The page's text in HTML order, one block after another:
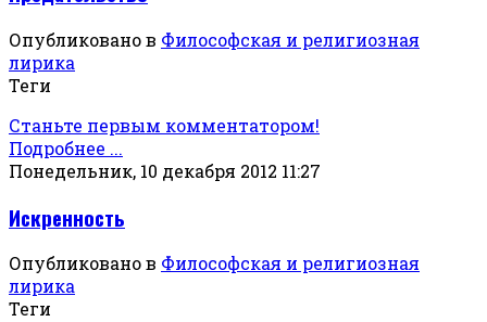
Опубликовано в Философская и религиозная
лирика
Теги
Станьте первым комментатором!
Подробнее ...
Понедельник, 10 декабря 2012 11:27
Искренность
Опубликовано в Философская и религиозная
лирика
Теги